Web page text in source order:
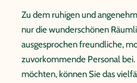
Zu dem ruhigen und
nur die wunderschönen
ausgesprochen freundliche,
zuvorkommende Personal
möchten, können Sie das